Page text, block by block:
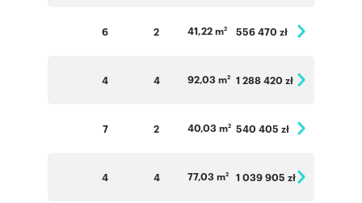
6 2 41,22 m2 556 470 zł
4 4 92,03 m2 1 288 420 zł
7 2 40,03 m2 540 405 zł
4 4 77,03 m2 1 039 905 zł